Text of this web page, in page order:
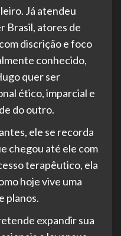
Já atendeu
Brasil, atores de
discrição e foco
conhecido,
quer ser
ético, imparcial e
do outro.
ele se recorda
chegou até ele com
terapêutico, ela
hoje vive uma
planos.
expandir sua